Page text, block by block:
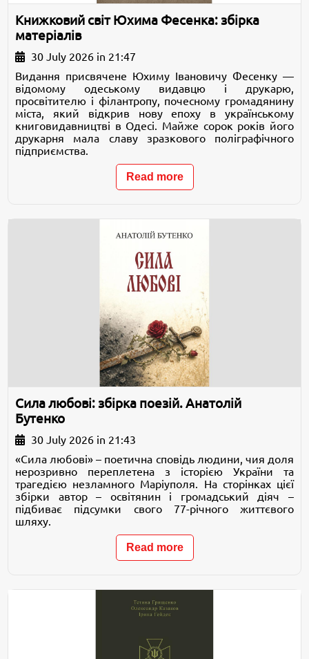
Книжковий світ Юхима Фесенка: збірка
матеріалів
30 July 2026 in 21:47
Видання присвячене Юхиму Івановичу Фесенку —
відомому одеському видавцю і друкарю,
просвітителю і філантропу, почесному громадянину
міста, який відкрив нову епоху в українському
книговидавництві в Одесі. Майже сорок років його
друкарня мала славу зразкового поліграфічного
підприємства.
Read more
Сила любові: збірка поезій. Анатолій
Бутенко
30 July 2026 in 21:43
«Сила любові» – поетична сповідь людини, чия доля
нерозривно переплетена з історією України та
трагедією незламного Маріуполя. На сторінках цієї
збірки автор – освітянин і громадський діяч –
підбиває підсумки свого 77-річного життєвого
шляху.
Read more